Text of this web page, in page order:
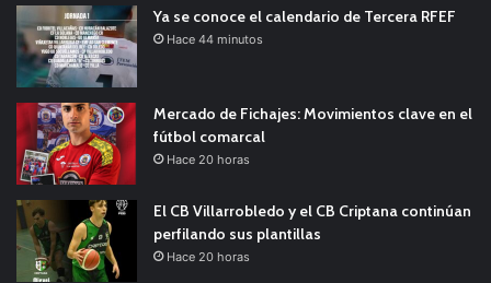
Ya se conoce el calendario de Tercera RFEF
Hace 44 minutos
Mercado de Fichajes: Movimientos clave en el
fútbol comarcal
Hace 20 horas
El CB Villarrobledo y el CB Criptana continúan
perfilando sus plantillas
Hace 20 horas